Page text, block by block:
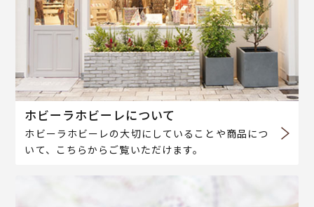
ホビーラホビーレについて
ホビーラホビーレの大切にしていることや商品につ
いて、こちらからご覧いただけます。